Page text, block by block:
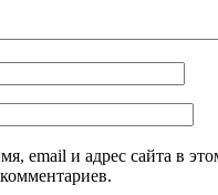
email и адрес сайта в